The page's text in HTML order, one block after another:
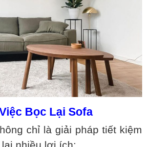
Bọc Lại Sofa
chỉ là giải pháp tiết kiệm